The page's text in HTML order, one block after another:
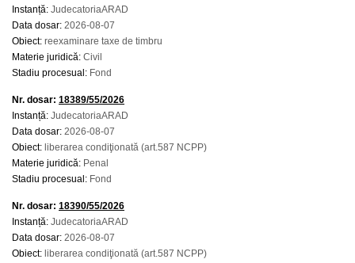
Instanță: JudecatoriaARAD
Data dosar: 2026-08-07
Obiect: reexaminare taxe de timbru
Materie juridică: Civil
Stadiu procesual: Fond
Nr. dosar: 18389/55/2026
Instanță: JudecatoriaARAD
Data dosar: 2026-08-07
Obiect: liberarea condiţionată (art.587 NCPP)
Materie juridică: Penal
Stadiu procesual: Fond
Nr. dosar: 18390/55/2026
Instanță: JudecatoriaARAD
Data dosar: 2026-08-07
Obiect: liberarea condiţionată (art.587 NCPP)